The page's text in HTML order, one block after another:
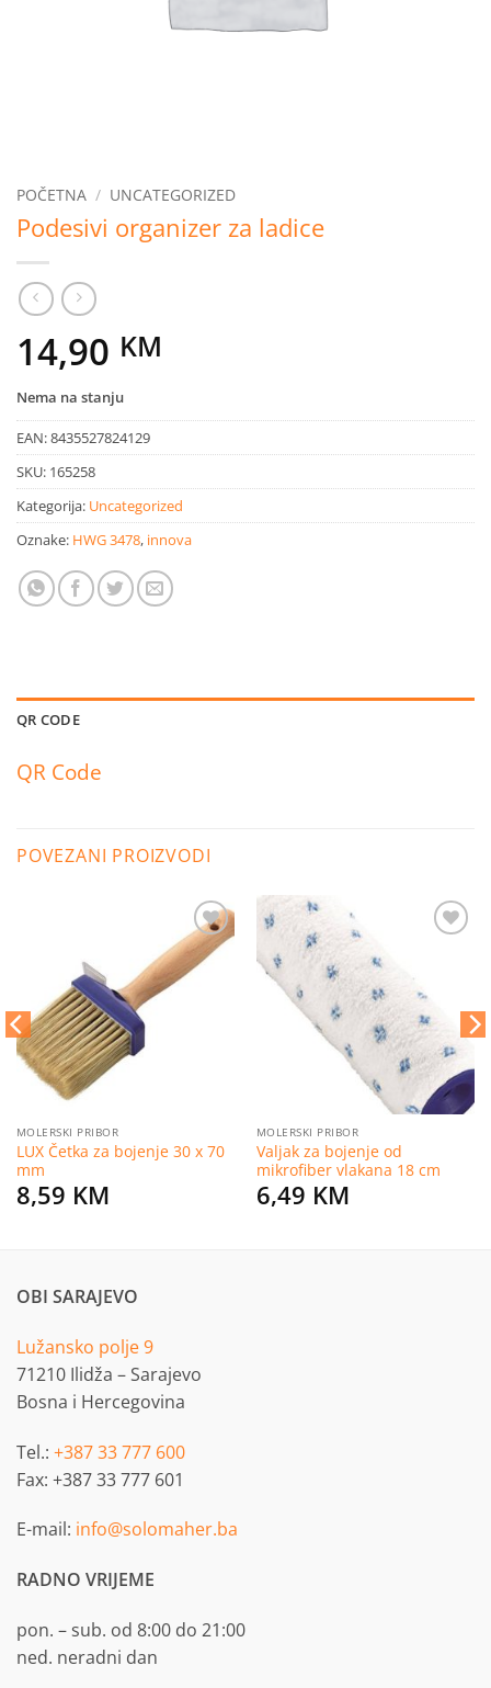
POČETNA / UNCATEGORIZED
Podesivi organizer za ladice
14,90 KM
Nema na stanju
EAN:8435527824129
SKU: 165258
Kategorija: Uncategorized
Oznake: HWG 3478, innova
QR CODE
QR Code
POVEZANI PROIZVODI
Dodaj
na
MOLERSKI PRIBOR
LUX Četka za bojenje 30 x 70
mm
8,59 KM
MOLERSKI PRIBOR
Valjak za bojenje od
mikrofiber vlakana 18 cm
6,49 KM
OBI SARAJEVO
Lužansko polje 9
71210 Ilidža – Sarajevo
Bosna i Hercegovina
Tel.: +387 33 777 600
Fax: +387 33 777 601
E-mail: info@solomaher.ba
RADNO VRIJEME
pon. – sub. od 8:00 do 21:00
ned. neradni dan